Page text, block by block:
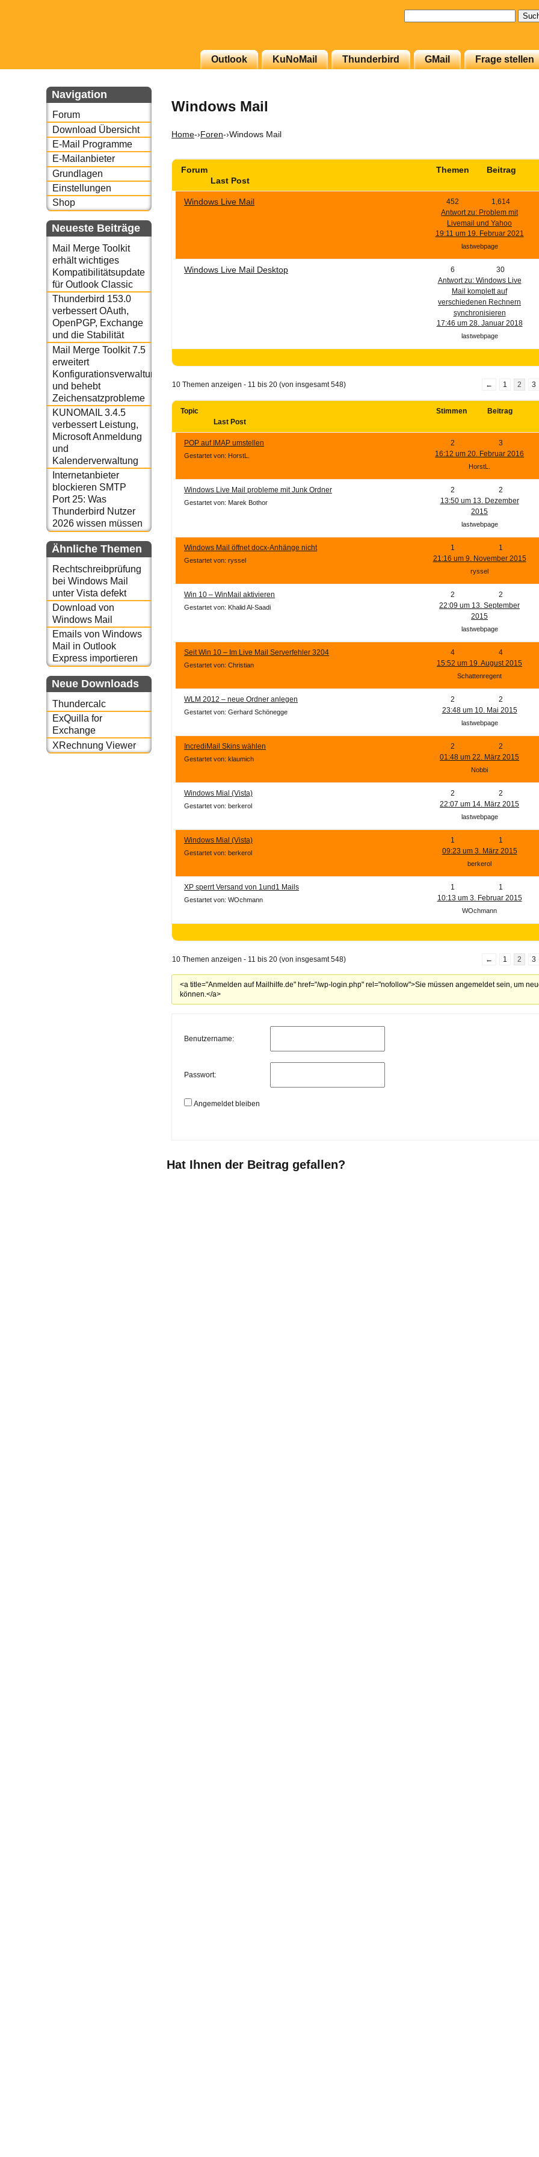
Outlook KuNoMail Thunderbird GMail Frage stellen
Navigation
Forum
Download Übersicht
E-Mail Programme
E-Mailanbieter
Grundlagen
Einstellungen
Shop
Neueste Beiträge
Mail Merge Toolkit
erhält wichtiges
Kompatibilitätsupdate
für Outlook Classic
Thunderbird 153.0
verbessert OAuth,
OpenPGP, Exchange
und die Stabilität
Mail Merge Toolkit 7.5
erweitert
Konfigurationsverwaltung
und behebt
Zeichensatzprobleme
KUNOMAIL 3.4.5
verbessert Leistung,
Microsoft Anmeldung
und
Kalenderverwaltung
Internetanbieter
blockieren SMTP
Port 25: Was
Thunderbird Nutzer
2026 wissen müssen
Ähnliche Themen
Rechtschreibprüfung
bei Windows Mail
unter Vista defekt
Download von
Windows Mail
Emails von Windows
Mail in Outlook
Express importieren
Neue Downloads
Thundercalc
ExQuilla for
Exchange
XRechnung Viewer
Windows Mail
Home-›Foren-›Windows Mail
Forum Themen
Beitrag
Last Post
Windows Live Mail 452
1,614
Antwort zu: Problem mit
Livemail und Yahoo
19:11 um 19. Februar 2021
lastwebpage
Windows Live Mail Desktop 6
30
Antwort zu: Windows Live
Mail komplett auf
verschiedenen Rechnern
synchronisieren
17:46 um 28. Januar 2018
lastwebpage
10 Themen anzeigen - 11 bis 20 (von insgesamt 548) ← 1 2 3
Topic Stimmen
Beitrag
Last Post
POP auf IMAP umstellen
Gestartet von: HorstL.
2
3
16:12 um 20. Februar 2016
HorstL.
Windows Live Mail probleme mit Junk Ordner
Gestartet von: Marek Bothor
2
2
13:50 um 13. Dezember
2015
lastwebpage
Windows Mail öffnet docx-Anhänge nicht
Gestartet von: ryssel
1
1
21:16 um 9. November 2015
ryssel
Win 10 – WinMail aktivieren
Gestartet von: Khalid Al-Saadi
2
2
22:09 um 13. September
2015
lastwebpage
Seit Win 10 – Im Live Mail Serverfehler 3204
Gestartet von: Christian
4
4
15:52 um 19. August 2015
Schattenregent
WLM 2012 – neue Ordner anlegen
Gestartet von: Gerhard Schönegge
2
2
23:48 um 10. Mai 2015
lastwebpage
IncrediMail Skins wählen
Gestartet von: klaumich
2
2
01:48 um 22. März 2015
Nobbi
Windows Mial (Vista)
Gestartet von: berkerol
2
2
22:07 um 14. März 2015
lastwebpage
Windows Mial (Vista)
Gestartet von: berkerol
1
1
09:23 um 3. März 2015
berkerol
XP sperrt Versand von 1und1 Mails
Gestartet von: WOchmann
1
1
10:13 um 3. Februar 2015
WOchmann
10 Themen anzeigen - 11 bis 20 (von insgesamt 548) ← 1 2 3
<a title="Anmelden auf Mailhilfe.de" href="/wp-login.php" rel="nofollow">Sie müssen angemeldet sein, um
können.</a>
Benutzername:
Passwort:
Angemeldet bleiben
Hat Ihnen der Beitrag gefallen?
oder auch